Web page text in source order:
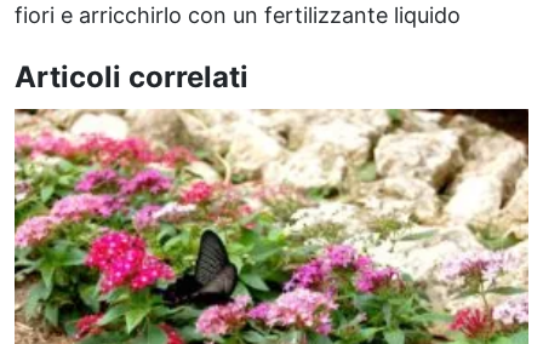
fiori e arricchirlo con un fertilizzante liquido
Articoli correlati